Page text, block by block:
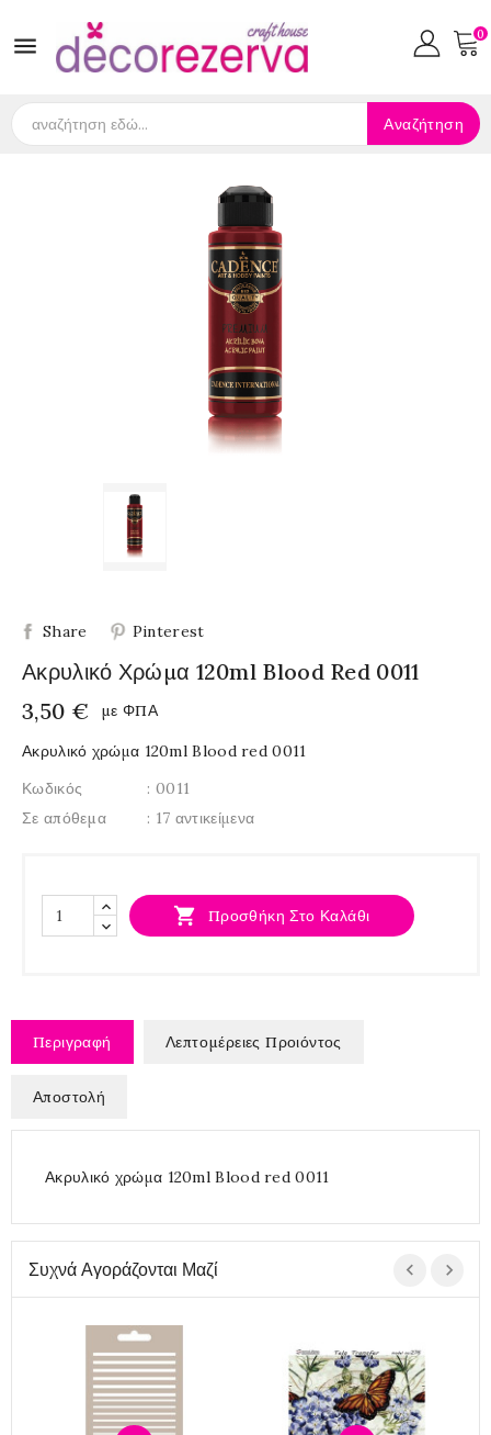
 0
Αναζήτηση
Share Pinterest
Ακρυλικό Χρώμα 120ml Blood Red 0011
3,50 €
με ΦΠΑ
Ακρυλικό χρώμα 120ml Blood red 0011
Κωδικός
: 0011
Σε απόθεμα
: 17 αντικείμενα
 Προσθήκη Στο Καλάθι
Περιγραφή Λεπτομέρειες Προιόντος
Αποστολή
Ακρυλικό χρώμα 120ml Blood red 0011
Συχνά Αγοράζονται Μαζί